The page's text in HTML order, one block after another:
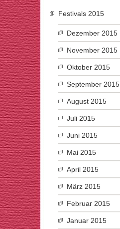
Festivals 2015
Dezember 2015
November 2015
Oktober 2015
September 2015
August 2015
Juli 2015
Juni 2015
Mai 2015
April 2015
März 2015
Februar 2015
Januar 2015